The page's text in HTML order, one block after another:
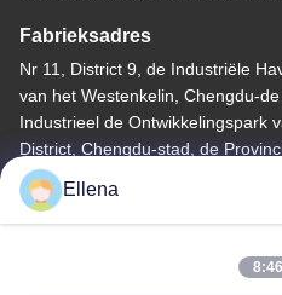
Fabrieksadres
Nr 11, District 9, de Industriële
van het Westenkelin, Chengdu-
Industrieel de Ontwikkelingspark
District, Chengdu-stad, de
Telefoon
86--13666101750
Ellena